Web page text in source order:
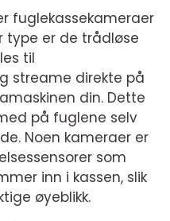
fuglekassekameraer
type er de trådløse
til
streame direkte på
din. Dette
på fuglene selv
Noen kameraer er
som
inn i kassen, slik
øyeblikk.